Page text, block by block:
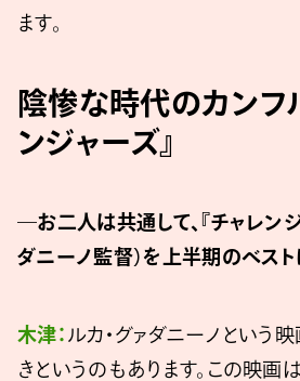
ます。
陰惨な時代のカンフ
ンジャーズ』
―お二人は共通して、『チャレンジ
ダニーノ監督）を上半期のベスト
木津： ルカ・グァダニーノという
きというのもあります。この映